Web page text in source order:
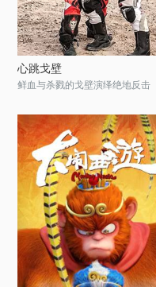
心跳戈壁
鲜血与杀戮的戈壁演绎绝地反击